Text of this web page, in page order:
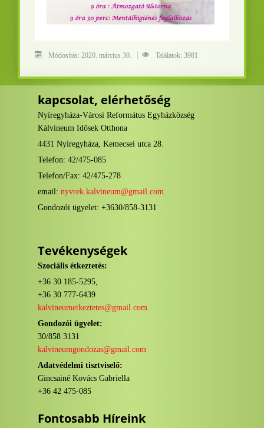
Módosítás: 2020. március 30. Találatok: 3981
kapcsolat, elérhetőség
Nyíregyháza-Városi Református Egyházközség
Kálvineum Idősek Otthona
4431 Nyíregyháza, Kemecsei utca 28.
Telefon: 42/475-085
Telefon/Fax: 42/475-278
email: nyvrek.kalvineum@gmail.com
Gondozói ügyelet: +3630/858-3131
Tevékenységek
Szociális étkeztetés:
+36 30 185-5295,
+36 30 777-6439
kalvineumetkeztetes@gmail.com
Gondozói ügyelet:
30/858 3131
kalvineumgondozas@gmail.com
Adatvédelmi tisztviselő:
Gincsainé Kovács Gabriella
+36 42 475-085
Fontosabb Híreink